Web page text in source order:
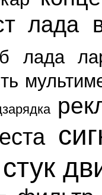
лада
лада
стук